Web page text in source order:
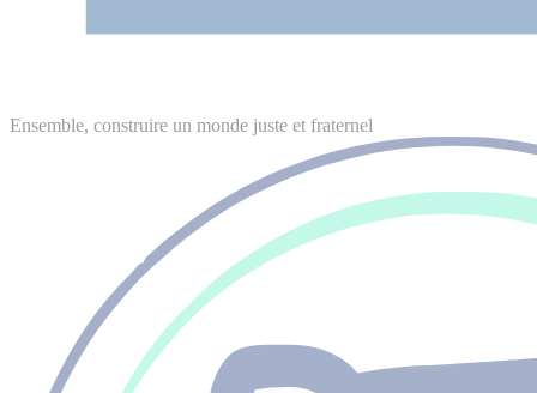
Ensemble, construire un monde juste et fraternel